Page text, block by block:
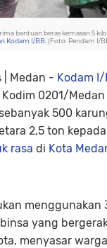
bantuan beras kemasan 5
Kodam I/BB . (Foto: Pendam I/
| Medan - Kodam
0201/
500
2,5 ton
rasa di Kota
menggunakan
yang
menyasar